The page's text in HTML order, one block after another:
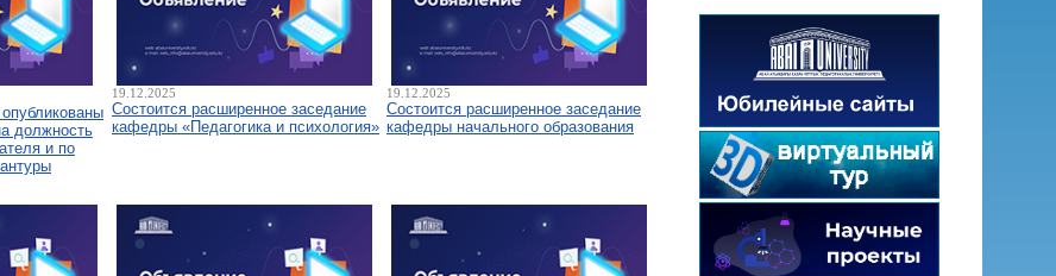
должность
и по
19.12.2025
Состоится расширенное заседание
кафедры «Педагогика и психология»
19.12.2025
Состоится расширенное заседание
кафедры начального образования